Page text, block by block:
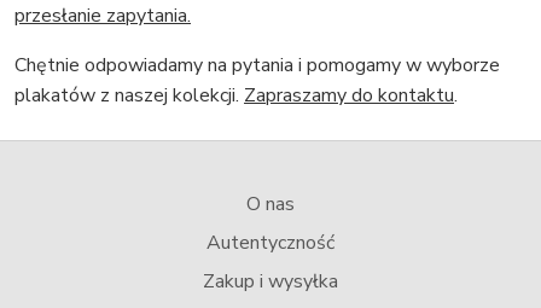
przesłanie zapytania.
Chętnie odpowiadamy na pytania i pomogamy w wyborze
plakatów z naszej kolekcji. Zapraszamy do kontaktu.
O nas
Autentyczność
Zakup i wysyłka